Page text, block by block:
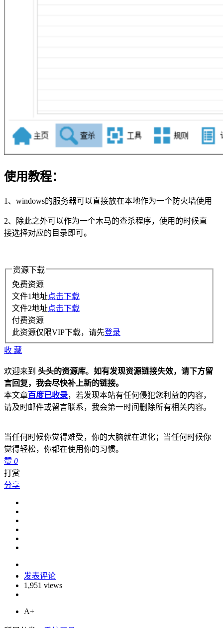
使用教程：
1、windows的服务器可以直接放在本地作为一个防火墙使用
2、除此之外可以作为一个木马的查杀程序，使用的时候直
接选择对应的目录即可。
资源下载
免费资源
文件1地址点击下载
文件2地址点击下载
付费资源
此资源仅限VIP下载，请先登录
收 藏
欢迎来到 头头的资源库。 如有发现资源链接失效，请下方留
言回复，我会尽快补上新的链接。
本文章百度已收录，若发现本站有任何侵犯您利益的内容，
请及时邮件或留言联系，我会第一时间删除所有相关内容。
当任何时候你觉得难受，你的大脑就在进化；当任何时候你
觉得轻松，你都在使用你的习惯。
赞 0
打赏
分享
发表评论
1,951 views
A+